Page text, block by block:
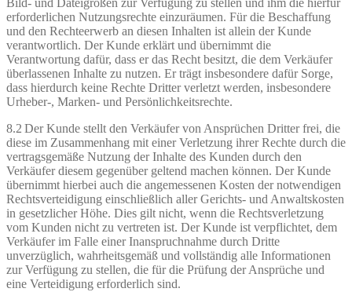
Bild- und Dateigrößen zur Verfügung zu stellen und ihm die hierfür
erforderlichen Nutzungsrechte einzuräumen. Für die Beschaffung
und den Rechteerwerb an diesen Inhalten ist allein der Kunde
verantwortlich. Der Kunde erklärt und übernimmt die
Verantwortung dafür, dass er das Recht besitzt, die dem Verkäufer
überlassenen Inhalte zu nutzen. Er trägt insbesondere dafür Sorge,
dass hierdurch keine Rechte Dritter verletzt werden, insbesondere
Urheber-, Marken- und Persönlichkeitsrechte.
8.2 Der Kunde stellt den Verkäufer von Ansprüchen Dritter frei, die
diese im Zusammenhang mit einer Verletzung ihrer Rechte durch die
vertragsgemäße Nutzung der Inhalte des Kunden durch den
Verkäufer diesem gegenüber geltend machen können. Der Kunde
übernimmt hierbei auch die angemessenen Kosten der notwendigen
Rechtsverteidigung einschließlich aller Gerichts- und Anwaltskosten
in gesetzlicher Höhe. Dies gilt nicht, wenn die Rechtsverletzung
vom Kunden nicht zu vertreten ist. Der Kunde ist verpflichtet, dem
Verkäufer im Falle einer Inanspruchnahme durch Dritte
unverzüglich, wahrheitsgemäß und vollständig alle Informationen
zur Verfügung zu stellen, die für die Prüfung der Ansprüche und
eine Verteidigung erforderlich sind.